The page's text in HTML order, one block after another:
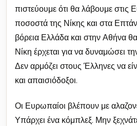
πιστεύουμε ότι θα λάβουμε στις
ποσοστά της Νίκης και στα
βόρεια Ελλάδα και στην Αθήνα θα
Νίκη έρχεται για να δυναμώσει
Δεν αρμόζει στους Έλληνες να
και απαισιόδοξοι.
Οι Ευρωπαίοι βλέπουν με
Υπάρχει ένα κόμπλεξ. Μην